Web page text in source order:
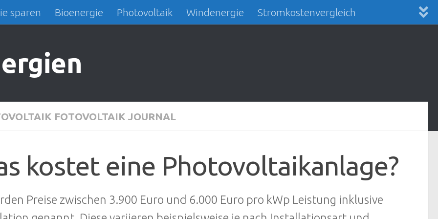
sparen Bioenergie Photovoltaik Windenergie Stromkostenvergleich
FOTOVOLTAIK JOURNAL
kostet eine Photovoltaikanlage?
Preise zwischen 3.900 Euro und 6.000 Euro pro kWp Leistung inklusive